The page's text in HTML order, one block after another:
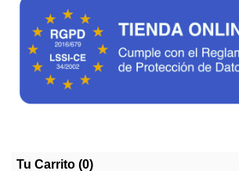
Tu Carrito (0)